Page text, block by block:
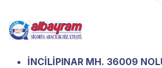
İNCİLİPINAR MH. 36009